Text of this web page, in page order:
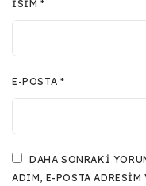
İSIM*
E-POSTA *
DAHA SONRAKI
ADIM, E-POSTA